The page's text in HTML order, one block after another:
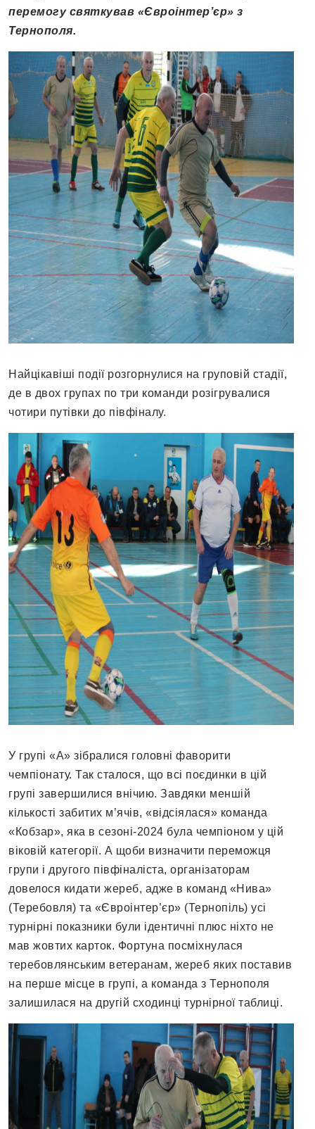
перемогу святкував «Євроінтер’єр» з
Тернополя.
Найцікавіші події розгорнулися на груповій стадії,
де в двох групах по три команди розігрувалися
чотири путівки до півфіналу.
У групі «А» зібралися головні фаворити
чемпіонату. Так сталося, що всі поєдинки в цій
групі завершилися внічию. Завдяки меншій
кількості забитих м’ячів, «відсіялася» команда
«Кобзар», яка в сезоні-2024 була чемпіоном у цій
віковій категорії. А щоби визначити переможця
групи і другого півфіналіста, організаторам
довелося кидати жереб, адже в команд «Нива»
(Теребовля) та «Євроінтер’єр» (Тернопіль) усі
турнірні показники були ідентичні плюс ніхто не
мав жовтих карток. Фортуна посміхнулася
теребовлянським ветеранам, жереб яких поставив
на перше місце в групі, а команда з Тернополя
залишилася на другій сходинці турнірної таблиці.